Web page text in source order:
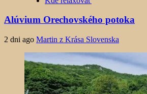
Alúvium Orechovského potoka
2 dni ago Martin z Krása Slovenska